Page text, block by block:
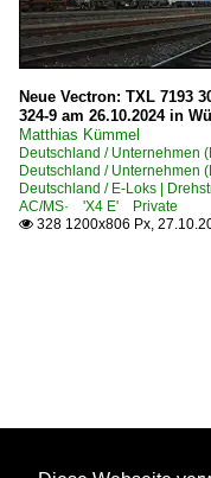
Neue Vectron: TXL 7193
324-9 am 26.10.2024 in
Matthias Kümmel
Deutschland / Unternehmen
Deutschland / Unternehmen
Deutschland / E-Loks |
AC/MS· 'X4 E' Private
 328 1200x806 Px,